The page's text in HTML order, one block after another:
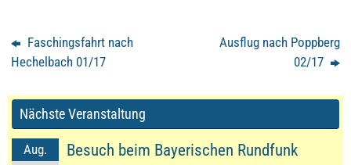
Faschingsfahrt nach
Hechelbach 01/17
Ausflug nach Poppberg
02/17
Nächste Veranstaltung
Aug.
Besuch beim Bayerischen Rundfunk